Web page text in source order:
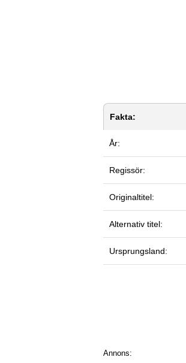
Fakta:
År:
Regissör:
Originaltitel:
Alternativ titel:
Ursprungsland:
Annons: